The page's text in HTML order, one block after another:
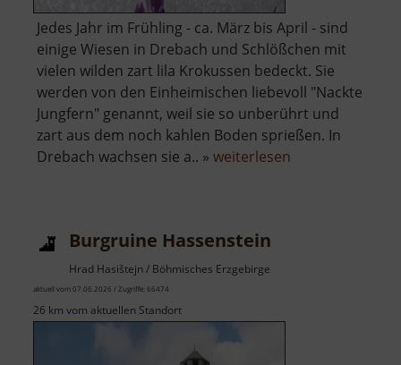
Jedes Jahr im Frühling - ca. März bis April - sind
einige Wiesen in Drebach und Schlößchen mit
vielen wilden zart lila Krokussen bedeckt. Sie
werden von den Einheimischen liebevoll "Nackte
Jungfern" genannt, weil sie so unberührt und
zart aus dem noch kahlen Boden sprießen. In
Drebach wachsen sie a.. » weiterlesen
Burgruine Hassenstein
Hrad Hasištejn / Böhmisches Erzgebirge
aktuell vom 07.06.2026 / Zugriffe: 66474
26 km vom aktuellen Standort